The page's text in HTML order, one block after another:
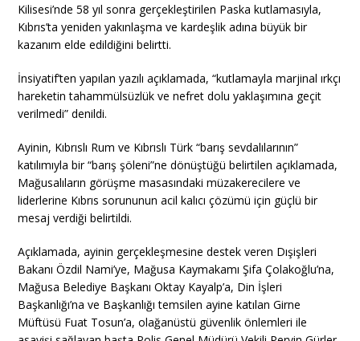
Kilisesi’nde 58 yıl sonra gerçekleştirilen Paska kutlamasıyla,
Kıbrıs’ta yeniden yakınlaşma ve kardeşlik adına büyük bir
kazanım elde edildiğini belirtti.
İnsiyatif’ten yapılan yazılı açıklamada, “kutlamayla marjinal ırkçı
hareketin tahammülsüzlük ve nefret dolu yaklaşımına geçit
verilmedi” denildi.
Ayinin, Kıbrıslı Rum ve Kıbrıslı Türk “barış sevdalılarının”
katılımıyla bir “barış şöleni”ne dönüştüğü belirtilen açıklamada,
Mağusalıların görüşme masasındaki müzakerecilere ve
liderlerine Kıbrıs sorununun acil kalıcı çözümü için güçlü bir
mesaj verdiği belirtildi.
Açıklamada, ayinin gerçekleşmesine destek veren Dışişleri
Bakanı Özdil Nami’ye, Mağusa Kaymakamı Şifa Çolakoğlu’na,
Mağusa Belediye Başkanı Oktay Kayalp’a, Din İşleri
Başkanlığı’na ve Başkanlığı temsilen ayine katılan Girne
Müftüsü Fuat Tosun’a, olağanüstü güvenlik önlemleri ile